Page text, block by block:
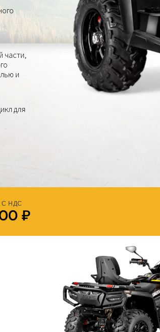
части,
и
для
НДС
₽